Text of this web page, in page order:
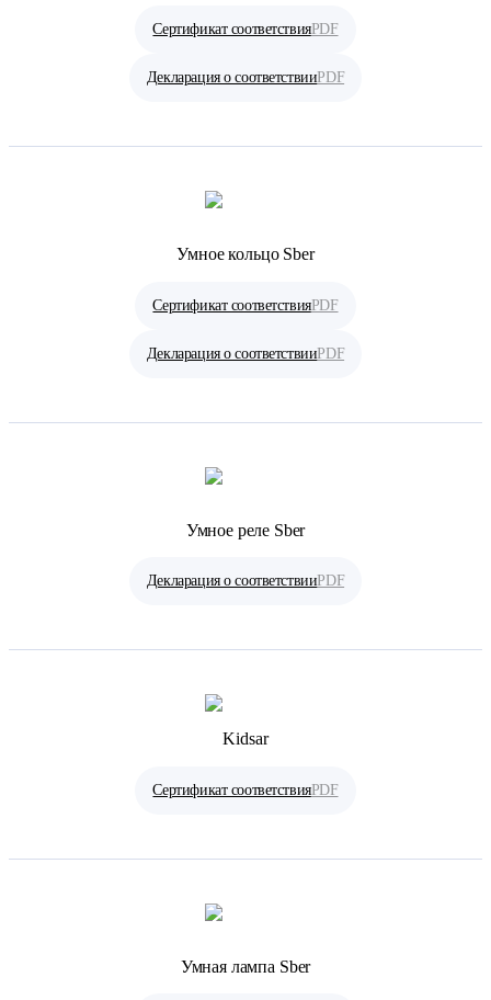
Сертификат соответствияPDF
Декларация о соответствииPDF
Умное кольцо Sber
Сертификат соответствияPDF
Декларация о соответствииPDF
Умное реле Sber
Декларация о соответствииPDF
Kidsar
Сертификат соответствияPDF
Умная лампа Sber